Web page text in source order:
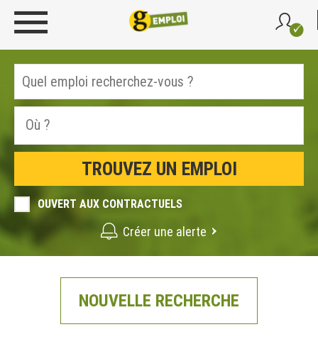
OUVERT AUX CONTRACTUELS
Créer une alerte
NOUVELLE RECHERCHE